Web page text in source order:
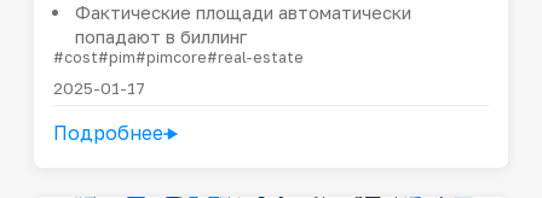
Фактические площади автоматически
попадают в биллинг
#cost#pim#pimcore#real-estate
2025-01-17
Подробнее